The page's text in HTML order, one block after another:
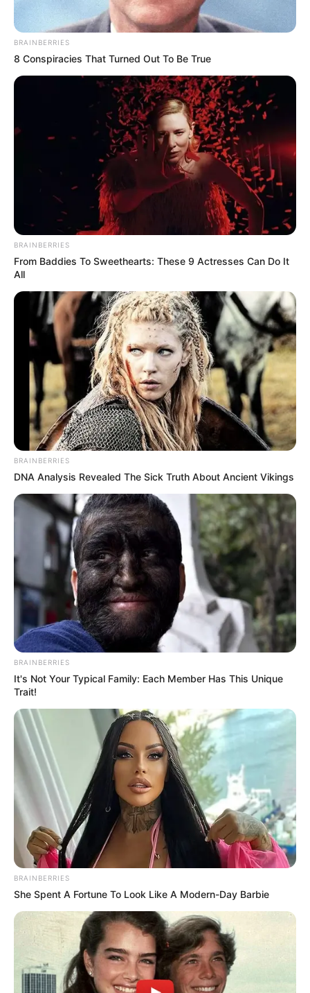
BRAINBERRIES
8 Conspiracies That Turned Out To Be True
BRAINBERRIES
From Baddies To Sweethearts: These 9 Actresses Can Do It
All
BRAINBERRIES
DNA Analysis Revealed The Sick Truth About Ancient Vikings
BRAINBERRIES
It's Not Your Typical Family: Each Member Has This Unique
Trait!
BRAINBERRIES
She Spent A Fortune To Look Like A Modern-Day Barbie